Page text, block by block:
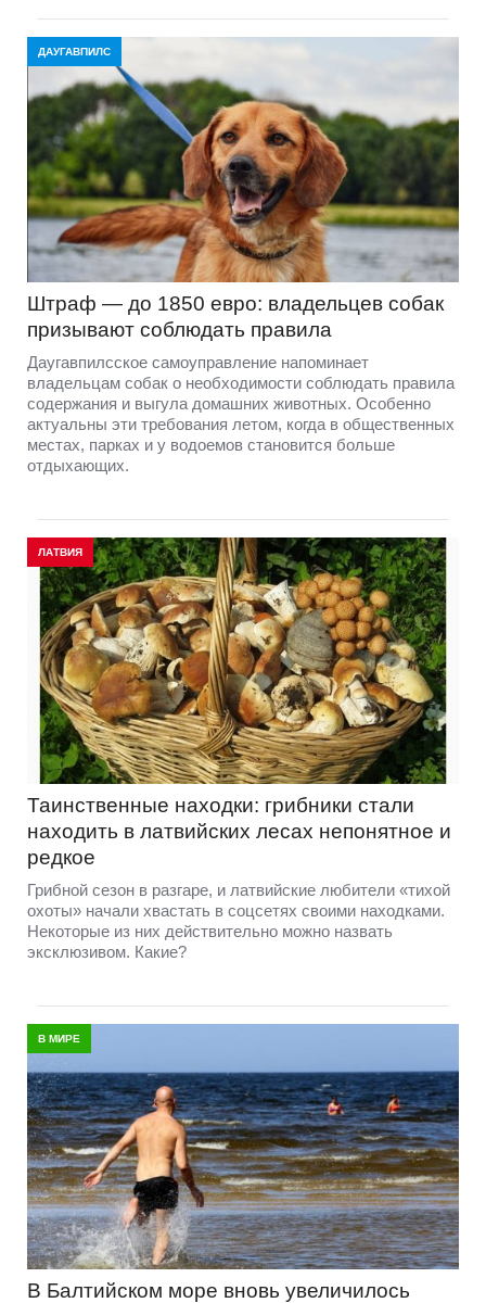
ДАУГАВПИЛС
Штраф — до 1850 евро: владельцев собак
призывают соблюдать правила
Даугавпилсское самоуправление напоминает
владельцам собак о необходимости соблюдать правила
содержания и выгула домашних животных. Особенно
актуальны эти требования летом, когда в общественных
местах, парках и у водоемов становится больше
отдыхающих.
ЛАТВИЯ
Таинственные находки: грибники стали
находить в латвийских лесах непонятное и
редкое
Грибной сезон в разгаре, и латвийские любители «тихой
охоты» начали хвастать в соцсетях своими находками.
Некоторые из них действительно можно назвать
эксклюзивом. Какие?
В МИРЕ
В Балтийском море вновь увеличилось